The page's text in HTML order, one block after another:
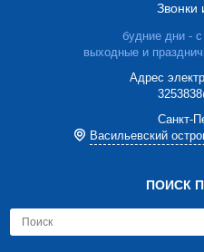
Звонки
будние дни -
выходные и
Адрес
Cанкт-
Васильевский
ПОИСК